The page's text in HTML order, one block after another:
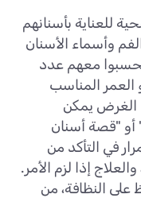
للعناية بأسنانهم
وأسماء الأسنان
معهم عدد
العمر المناسب
الغرض يمكن
أو "قصة أسنان
في التأكد من
إذا لزم الأمر.
على النظافة، من